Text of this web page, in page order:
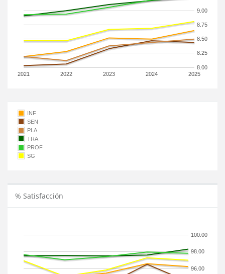
2021 2022 2023 2024 2025
8.00
8.25
8.50
8.75
9.00
INF
SEN
PLA
TRA
PROF
SG
% Satisfacción
96.00
98.00
100.00